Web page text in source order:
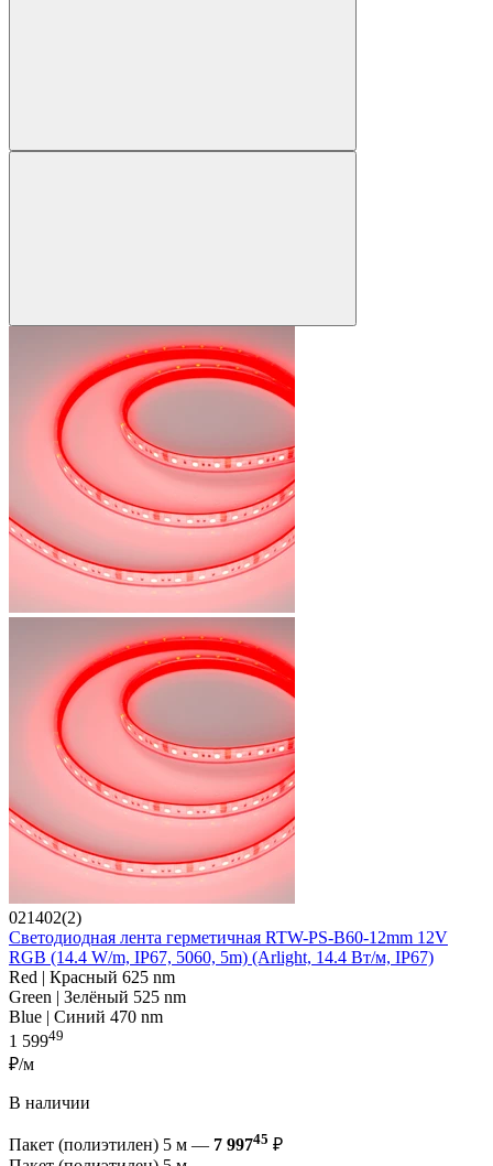
021402(2)
Светодиодная лента герметичная RTW-PS-B60-12mm 12V
RGB (14.4 W/m, IP67, 5060, 5m) (Arlight, 14.4 Вт/м, IP67)
Red | Красный 625 nm
Green | Зелёный 525 nm
Blue | Синий 470 nm
1 59949
₽/м
В наличии
Пакет (полиэтилен) 5 м — 7 99745 ₽